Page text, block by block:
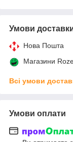
Умови
Нова Пошта
Магазини
Всі умови
Умови оплати